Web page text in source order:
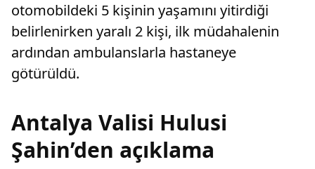
otomobildeki 5 kişinin yaşamını yitirdiği
belirlenirken yaralı 2 kişi, ilk müdahalenin
ardından ambulanslarla hastaneye
götürüldü.
Antalya Valisi Hulusi
Şahin’den açıklama